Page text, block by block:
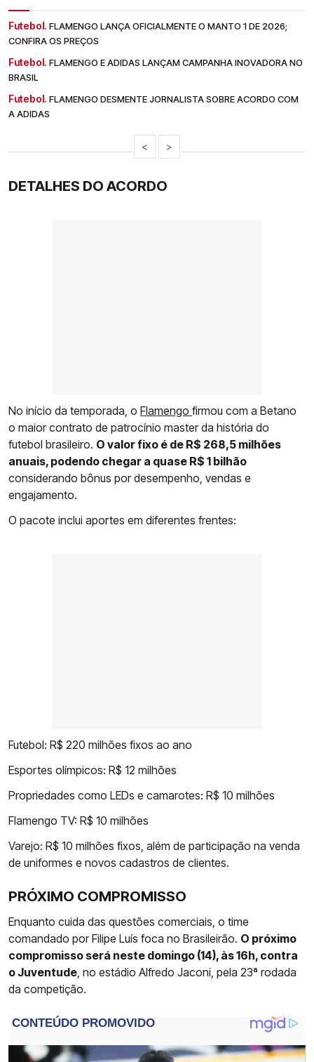
Futebol. FLAMENGO LANÇA OFICIALMENTE O MANTO 1 DE 2026;
CONFIRA OS PREÇOS
Futebol. FLAMENGO E ADIDAS LANÇAM CAMPANHA INOVADORA NO
BRASIL
Futebol. FLAMENGO DESMENTE JORNALISTA SOBRE ACORDO COM
A ADIDAS
< >
DETALHES DO ACORDO
No início da temporada, o Flamengo firmou com a Betano
o maior contrato de patrocínio master da história do
futebol brasileiro. O valor fixo é de R$ 268,5 milhões
anuais, podendo chegar a quase R$ 1 bilhão
considerando bônus por desempenho, vendas e
engajamento.
O pacote inclui aportes em diferentes frentes:
Futebol: R$ 220 milhões fixos ao ano
Esportes olímpicos: R$ 12 milhões
Propriedades como LEDs e camarotes: R$ 10 milhões
Flamengo TV: R$ 10 milhões
Varejo: R$ 10 milhões fixos, além de participação na venda
de uniformes e novos cadastros de clientes.
PRÓXIMO COMPROMISSO
Enquanto cuida das questões comerciais, o time
comandado por Filipe Luís foca no Brasileirão. O próximo
compromisso será neste domingo (14), às 16h, contra
o Juventude , no estádio Alfredo Jaconi, pela 23ª rodada
da competição.